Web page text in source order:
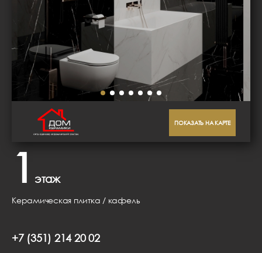
ПОКАЗАТЬ НА КАРТЕ
1 этаж
Керамическая плитка / кафель
+7 (351) 214 20 02